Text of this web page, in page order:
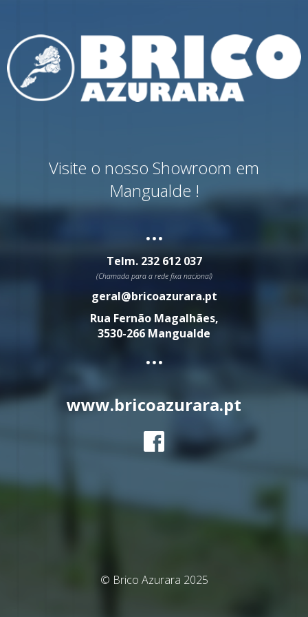
Visite o nosso Showroom em
Mangualde !
...
Telm. 232 612 037
(Chamada para a rede fixa nacional)
geral@bricoazurara.pt
Rua Fernão Magalhães,
3530-266 Mangualde
...
www.bricoazurara.pt
© Brico Azurara 2025